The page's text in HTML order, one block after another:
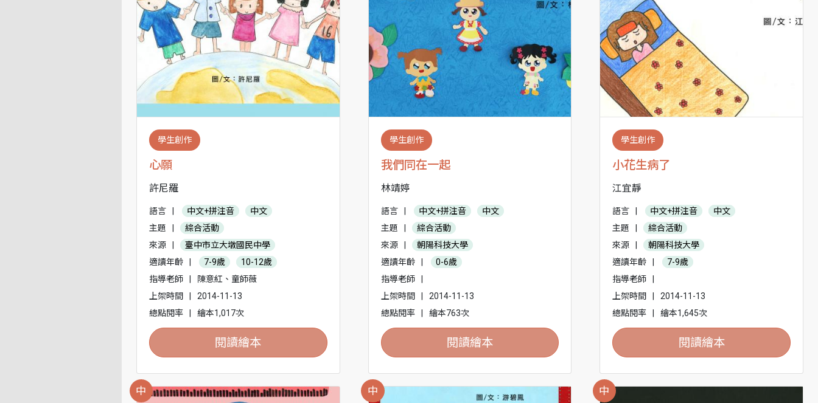
學生創作
心願
許尼羅
語言 中文+拼注音
中文
主題
綜合活動
來源
臺中市立大墩國民中學
適讀年齡
7-9歲
10-12歲
指導老師
陳意紅、童師薇
上架時間
2014-11-13
總點閱率
繪本1,017次
閱讀繪本
學生創作
我們同在一起
林靖婷
語言 中文+拼注音
中文
主題
綜合活動
來源
朝陽科技大學
適讀年齡
0-6歲
指導老師
上架時間
2014-11-13
總點閱率
繪本763次
閱讀繪本
學生創作
小花生病了
江宜靜
語言 中文+拼注音
中文
主題
綜合活動
來源
朝陽科技大學
適讀年齡
7-9歲
指導老師
上架時間
2014-11-13
總點閱率
繪本1,645次
閱讀繪本
中 中 中